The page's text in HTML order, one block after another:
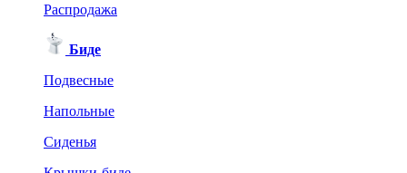
Распродажа
Биде
Подвесные
Напольные
Сиденья